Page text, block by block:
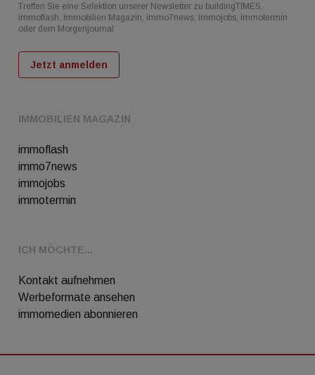
IMMOBILIEN MAGAZIN
immoflash
immo7news
immojobs
immotermin
ICH MÖCHTE...
Kontakt aufnehmen
Werbeformate ansehen
immomedien abonnieren
Treffen Sie eine Selektion unserer Newsletter zu buildingTIMES,
immoflash, Immobilien Magazin, immo7news, immojobs, immotermin
oder dem Morgenjournal
Jetzt anmelden